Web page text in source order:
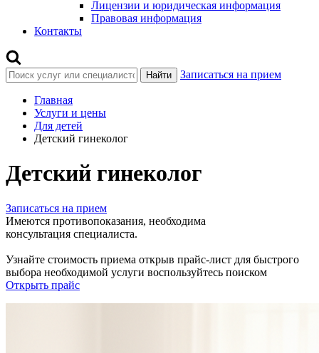
Лицензии и юридическая информация
Правовая информация
Контакты
Найти Записаться на прием
Главная
Услуги и цены
Для детей
Детский гинеколог
Детский гинеколог
Записаться на прием
Имеются противопоказания, необходима
консультация специалиста.
Узнайте стоимость приема открыв прайс-лист для быстрого
выбора необходимой услуги воспользуйтесь поиском
Открыть прайс